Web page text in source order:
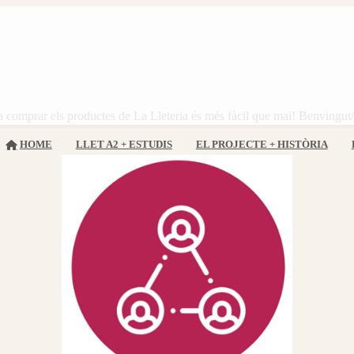
HOME LLET A2 + ESTUDIS EL PROJECTE + HISTÒRIA
comprar els productes de La Lleteria és més fàcil que mai!